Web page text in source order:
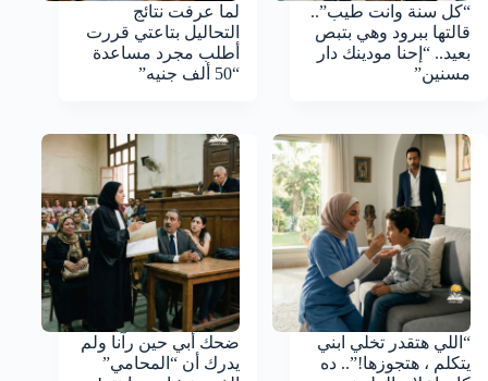
“كل سنة وانت طيب”..
قالتها ببرود وهي بتبص
بعيد.. “إحنا مودينك دار
مسنين”
لما عرفت نتائج
التحاليل بتاعتي قررت
أطلب مجرد مساعدة
“50 ألف جنيه”
“اللي هتقدر تخلي ابني
يتكلم ، هتجوزها!”.. ده
ضحك أبي حين رآنا ولم
يدرك أن “المحامي”